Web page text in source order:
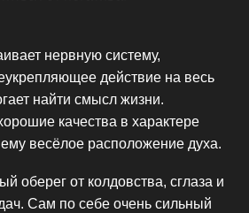
нервную систему,
действие на весь
найти смысл жизни.
качества в характере
весёлое расположение духа.
оберег от колдовства, сглаза и
Сам по себе очень сильный